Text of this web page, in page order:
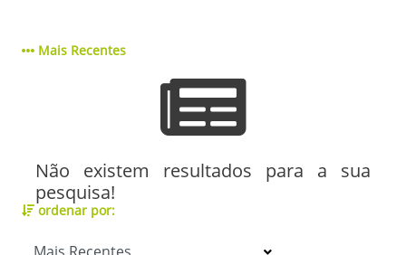
Mais Recentes
Não existem resultados para a sua
pesquisa!
ordenar por: